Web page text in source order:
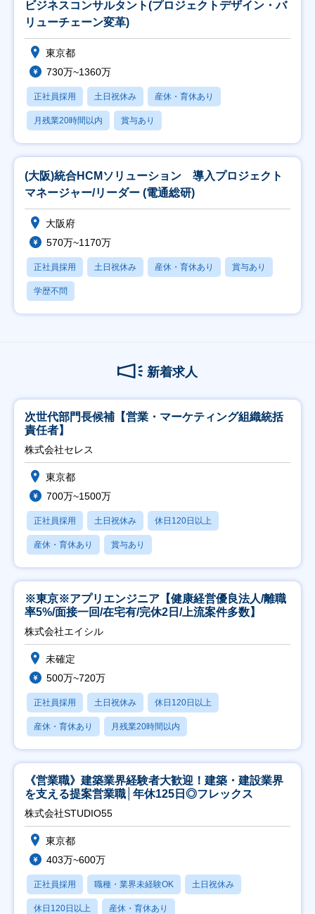
ビジネスコンサルタント(プロジェクトデザイン・バ
リューチェーン変革)
東京都
730万~1360万
正社員採用 土日祝休み 産休・育休あり
月残業20時間以内 賞与あり
(大阪)統合HCMソリューション 導入プロジェクト
マネージャー/リーダー (電通総研)
大阪府
570万~1170万
正社員採用 土日祝休み 産休・育休あり 賞与あり
学歴不問
新着求人
次世代部門長候補【営業・マーケティング組織統括
責任者】
株式会社セレス
東京都
700万~1500万
正社員採用 土日祝休み 休日120日以上
産休・育休あり 賞与あり
※東京※アプリエンジニア【健康経営優良法人/離職
率5%/面接一回/在宅有/完休2日/上流案件多数】
株式会社エイシル
未確定
500万~720万
正社員採用 土日祝休み 休日120日以上
産休・育休あり 月残業20時間以内
《営業職》建築業界経験者大歓迎！建築・建設業界
を支える提案営業職│年休125日◎フレックス
株式会社STUDIO55
東京都
403万~600万
正社員採用 職種・業界未経験OK 土日祝休み
休日120日以上 産休・育休あり